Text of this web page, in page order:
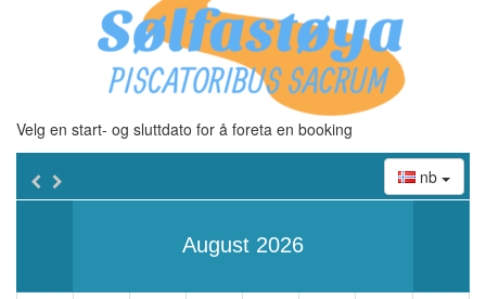
Velg en start- og sluttdato for å foreta en booking
nb
August 2026